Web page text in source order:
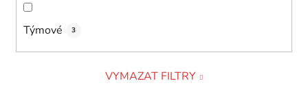
Týmové 3
VYMAZAT FILTRY